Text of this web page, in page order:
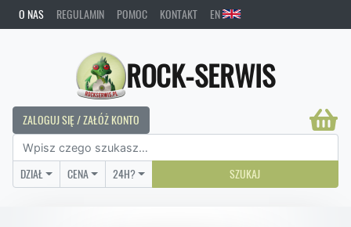
O NAS REGULAMIN POMOC KONTAKT EN
ROCK-SERWIS
ZALOGUJ SIĘ / ZAŁÓŻ KONTO
DZIAŁ CENA 24H? SZUKAJ